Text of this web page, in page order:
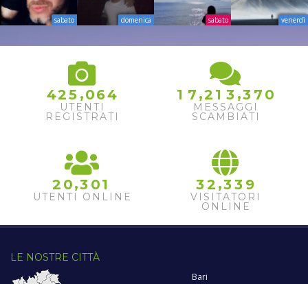
sabato domenica sabato venerdì
425 ,064
UTENTI
REGISTRATI
1 7 ,2 1 3 ,3 7 0
MESSAGGI
SCAMBIATI
2 0,3 01
UTENTI ONLINE
32 ,33 9
VISITATORI
ONLINE
LE NOSTRE CITTÀ
Bari